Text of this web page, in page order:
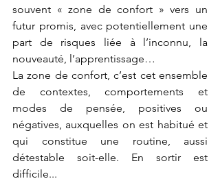
souvent « zone de confort » vers un
futur promis, avec potentiellement une
part de risques liée à l’inconnu, la
nouveauté, l’apprentissage…
La zone de confort, c’est cet ensemble
de contextes, comportements et
modes de pensée, positives ou
négatives, auxquelles on est habitué et
qui constitue une routine, aussi
détestable soit-elle. En sortir est
difficile...